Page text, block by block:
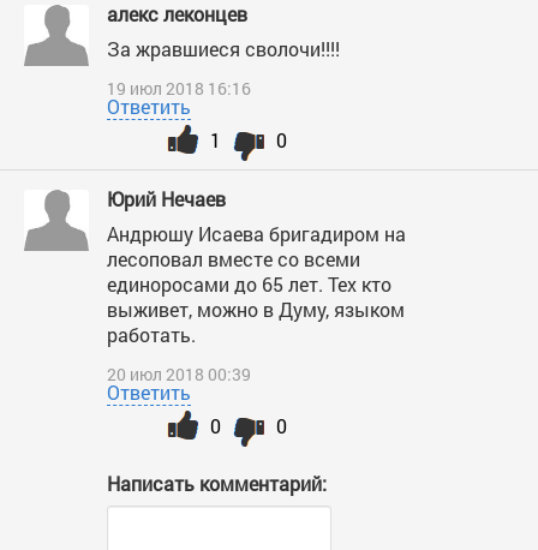
алекс леконцев
За жравшиеся сволочи!!!!
19 июл 2018 16:16
Ответить
0
1
Юрий Нечаев
Андрюшу Исаева бригадиром на
лесоповал вместе со всеми
единоросами до 65 лет. Тех кто
выживет, можно в Думу, языком
работать.
20 июл 2018 00:39
Ответить
0
0
Написать комментарий: